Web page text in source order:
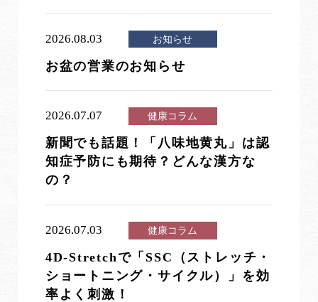
2026.08.03 お知らせ
お盆の営業のお知らせ
2026.07.07 健康コラム
新聞でも話題！「八味地黄丸」は認
知症予防にも期待？どんな漢方な
の？
2026.07.03 健康コラム
4D-Stretchで「SSC（ストレッチ・
ショートニング・サイクル）」を効
率よく刺激！